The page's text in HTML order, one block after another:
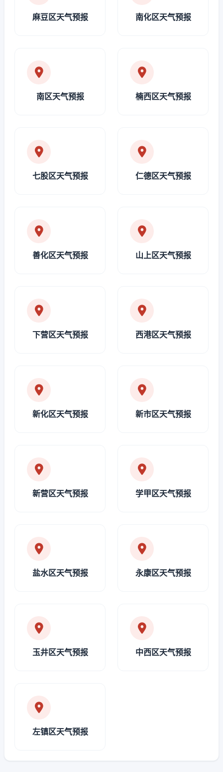
麻豆区天气预报 南化区天气预报
南区天气预报 楠西区天气预报
七股区天气预报 仁德区天气预报
善化区天气预报 山上区天气预报
下营区天气预报 西港区天气预报
新化区天气预报 新市区天气预报
新营区天气预报 学甲区天气预报
盐水区天气预报 永康区天气预报
玉井区天气预报 中西区天气预报
左镇区天气预报